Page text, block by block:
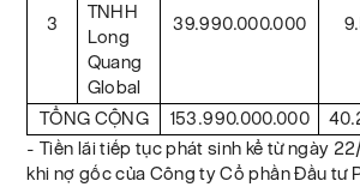
3
TNHH
Long
Quang
Global
39.990.000.000
TỔNG CỘNG 153.990.000.000
- Tiền lãi tiếp tục phát sinh kể từ ngày
khi nợ gốc của Công ty Cổ phần Đầu tư